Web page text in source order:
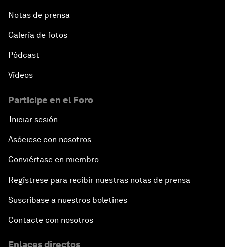
Notas de prensa
Galería de fotos
Pódcast
Vídeos
Participe en el Foro
Iniciar sesión
Asóciese con nosotros
Conviértase en miembro
Regístrese para recibir nuestras notas de prensa
Suscríbase a nuestros boletines
Contacte con nosotros
Enlaces directos